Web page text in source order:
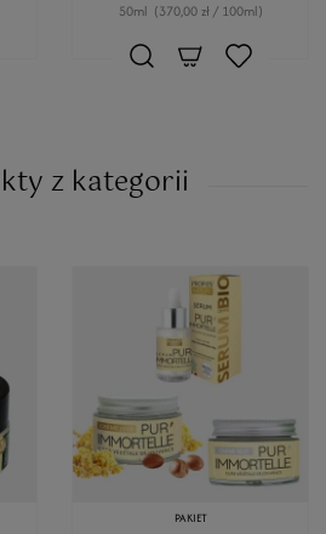
50ml (370,00 zł / 100ml)
z kategorii
PAKIET